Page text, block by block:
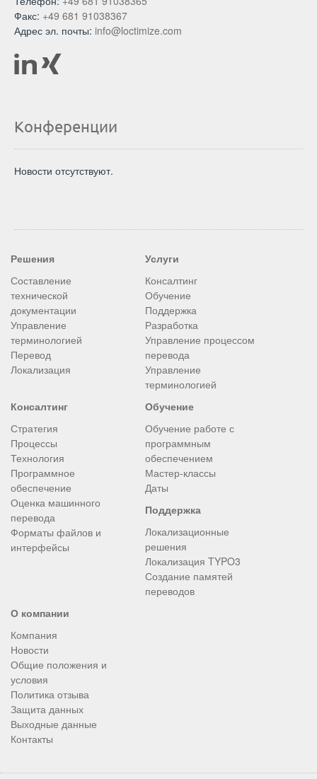
Факс: +49 681 91038367
Адрес эл. почты: info@loctimize.com
Конференции
Новости отсутствуют.
Решения
Составление
технической
документации
Управление
терминологией
Перевод
Локализация
Услуги
Консалтинг
Обучение
Поддержка
Разработка
Управление процессом
перевода
Управление
терминологией
Консалтинг
Стратегия
Процессы
Технология
Программное
обеспечение
Оценка машинного
перевода
Форматы файлов и
интерфейсы
Обучение
Обучение работе с
программным
обеспечением
Мастер-классы
Даты
Поддержка
Локализационные
решения
Локализация TYPO3
Создание памятей
переводов
О компании
Компания
Новости
Общие положения и
условия
Политика отзыва
Защита данных
Выходные данные
Контакты